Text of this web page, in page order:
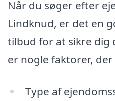
Når du søger efter
Lindknud, er det en
tilbud for at sikre dig
er nogle faktorer,
Type af